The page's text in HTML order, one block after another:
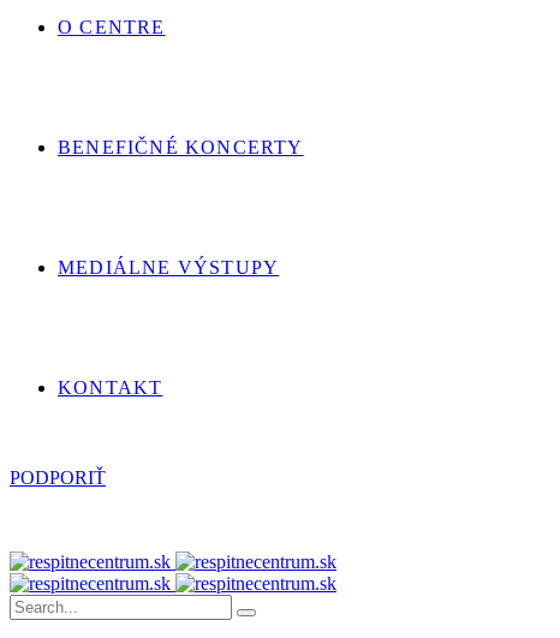
O CENTRE
BENEFIČNÉ KONCERTY
MEDIÁLNE VÝSTUPY
KONTAKT
PODPORIŤ